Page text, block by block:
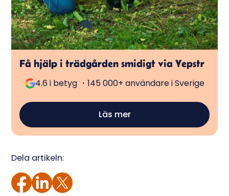
Få hjälp i trädgården smidigt via Yepstr
4.6 i betyg ・145 000+ användare i Sverige
Läs mer
Dela artikeln: